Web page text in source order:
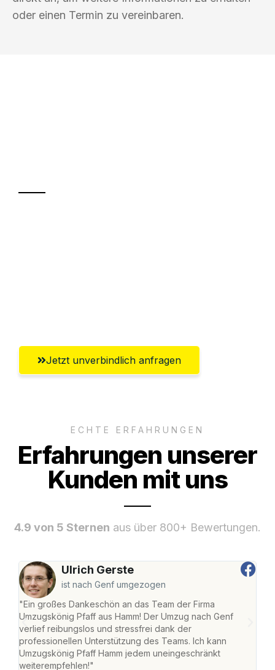
oder einen Termin zu vereinbaren.
Jetzt unverbindlich anfragen
ECHTE ERFAHRUNGEN
Erfahrungen unserer
Kunden mit uns
4.9 von 5 Sternen aus über 800+ Bewertungen.
Ulrich Gerste
ist nach Genf umgezogen
"Ein großes Dankeschön an das Team der Firma
Umzugskönig Pfaff aus Hamm! Der Umzug nach Genf
verlief reibungslos und stressfrei dank der
professionellen Unterstützung des Teams. Ich kann
Umzugskönig Pfaff Hamm jedem uneingeschränkt
weiterempfehlen!"